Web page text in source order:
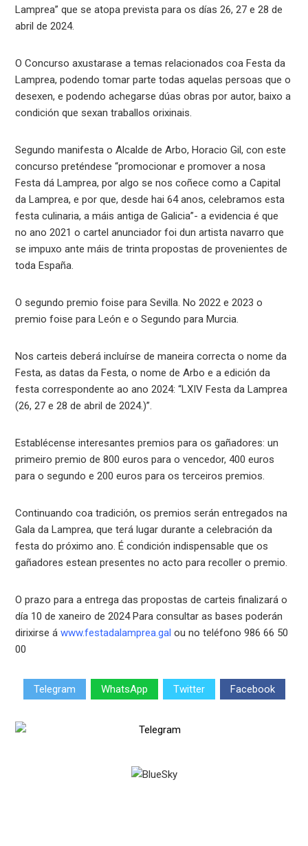
Lamprea” que se atopa prevista para os días 26, 27 e 28 de
abril de 2024.
O Concurso axustarase a temas relacionados coa Festa da
Lamprea, podendo tomar parte todas aquelas persoas que o
desexen, e podendo achegarse dúas obras por autor, baixo a
condición que sexan traballos orixinais.
Segundo manifesta o Alcalde de Arbo, Horacio Gil, con este
concurso preténdese “promocionar e promover a nosa
Festa dá Lamprea, por algo se nos coñece como a Capital
da Lamprea, e por que, desde hai 64 anos, celebramos esta
festa culinaria, a máis antiga de Galicia”- a evidencia é que
no ano 2021 o cartel anunciador foi dun artista navarro que
se impuxo ante máis de trinta propostas de provenientes de
toda España.
O segundo premio foise para Sevilla. No 2022 e 2023 o
premio foise para León e o Segundo para Murcia.
Nos carteis deberá incluírse de maneira correcta o nome da
Festa, as datas da Festa, o nome de Arbo e a edición da
festa correspondente ao ano 2024: “LXIV Festa da Lamprea
(26, 27 e 28 de abril de 2024.)”.
Establécense interesantes premios para os gañadores: un
primeiro premio de 800 euros para o vencedor, 400 euros
para o segundo e 200 euros para os terceiros premios.
Continuando coa tradición, os premios serán entregados na
Gala da Lamprea, que terá lugar durante a celebración da
festa do próximo ano. É condición indispensable que os
gañadores estean presentes no acto para recoller o premio.
O prazo para a entrega das propostas de carteis finalizará o
día 10 de xaneiro de 2024 Para consultar as bases poderán
dirixirse áwww.festadalamprea.gal ou no teléfono 986 66 50
00
Telegram WhatsApp Twitter Facebook